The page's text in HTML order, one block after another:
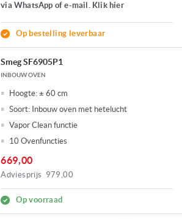
via WhatsApp of e-mail. Klik hier
Op bestelling leverbaar
Smeg SF6905P1
INBOUW OVEN
Hoogte: ± 60 cm
Soort: Inbouw oven met hetelucht
Vapor Clean functie
10 Ovenfuncties
669,00
Adviesprijs 979,00
Op voorraad